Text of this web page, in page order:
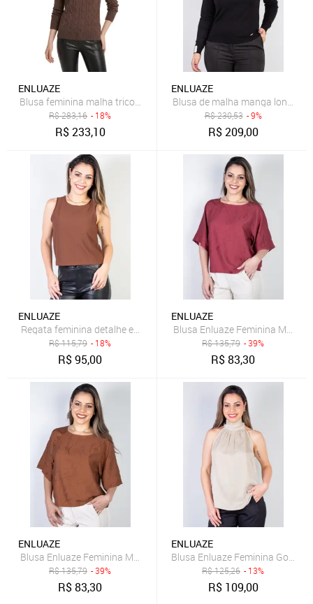
ENLUAZE
Blusa feminina malha tricot modal trançada 61909 - Marrom
R$283,16 - 18%
R$233,10
ENLUAZE
Blusa de malha manga longa
R$230,53 - 9%
R$209,00
ENLUAZE
Regata feminina detalhe em PU sintético 70403 - Marrom
R$115,79 - 18%
R$95,00
ENLUAZE
Blusa Enluaze Feminina
R$135,79 - 39%
R$83,30
ENLUAZE
Blusa Enluaze Feminina Manga 7/8 Bordada 51111 - Marrom
R$135,79 - 39%
R$83,30
ENLUAZE
Blusa Enluaze Feminina Gola
R$125,26 - 13%
R$ 109,00